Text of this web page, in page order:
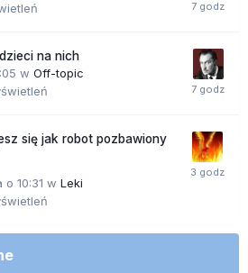
na nich
w Off-topic
się jak robot pozbawiony
o 10:31 w Leki